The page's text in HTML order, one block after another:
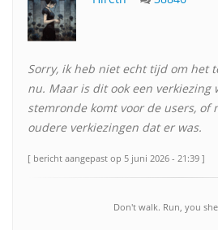
Sorry, ik heb niet echt tijd om het
nu. Maar is dit ook een verkiezing
stemronde komt voor de users, of
oudere verkiezingen dat er was.
[ bericht aangepast op 5 juni 2026 - 21:39 ]
Don't walk. Run, you